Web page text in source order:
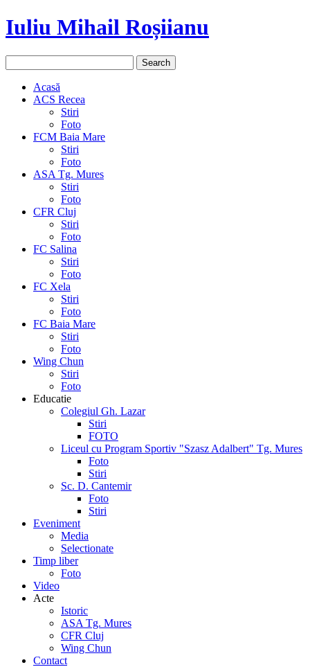
Iuliu Mihail Roșiianu
Acasă
ACS Recea
Stiri
Foto
FCM Baia Mare
Stiri
Foto
ASA Tg. Mures
Stiri
Foto
CFR Cluj
Stiri
Foto
FC Salina
Stiri
Foto
FC Xela
Stiri
Foto
FC Baia Mare
Stiri
Foto
Wing Chun
Stiri
Foto
Educatie
Colegiul Gh. Lazar
Stiri
FOTO
Liceul cu Program Sportiv "Szasz Adalbert" Tg. Mures
Foto
Stiri
Sc. D. Cantemir
Foto
Stiri
Eveniment
Media
Selectionate
Timp liber
Foto
Video
Acte
Istoric
ASA Tg. Mures
CFR Cluj
Wing Chun
Contact